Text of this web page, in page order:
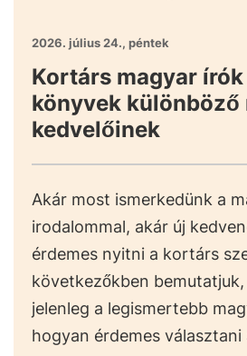
Kortárs magyar
könyvek különböző
kedvelőinek
2026. július 24., péntek
Akár most ismerkedünk a
irodalommal, akár új
érdemes nyitni a kortárs
következőkben
jelenleg a legismertebb
hogyan érdemes választani